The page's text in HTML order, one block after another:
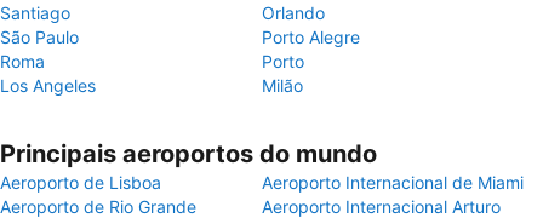
Santiago
Orlando
São Paulo
Porto Alegre
Roma
Porto
Los Angeles
Milão
Principais aeroportos do mundo
Aeroporto de Lisboa
Aeroporto Internacional de Miami
Aeroporto de Rio Grande
Aeroporto Internacional Arturo